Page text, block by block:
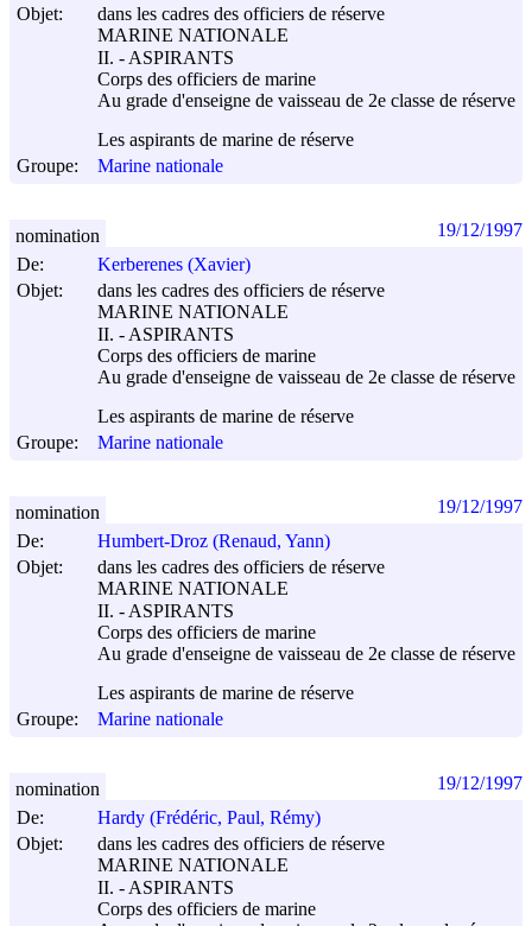
Objet:
dans les cadres des officiers de réserve
MARINE NATIONALE
II. - ASPIRANTS
Corps des officiers de marine
Au grade d'enseigne de vaisseau de 2e classe de réserve
Les aspirants de marine de réserve
Groupe:
Marine nationale
De:
Kerberenes (Xavier)
Objet:
dans les cadres des officiers de réserve
MARINE NATIONALE
II. - ASPIRANTS
Corps des officiers de marine
Au grade d'enseigne de vaisseau de 2e classe de réserve
Les aspirants de marine de réserve
Groupe:
Marine nationale
nomination 19/12/1997
De:
Humbert-Droz (Renaud, Yann)
Objet:
dans les cadres des officiers de réserve
MARINE NATIONALE
II. - ASPIRANTS
Corps des officiers de marine
Au grade d'enseigne de vaisseau de 2e classe de réserve
Les aspirants de marine de réserve
Groupe:
Marine nationale
nomination 19/12/1997
De:
Hardy (Frédéric, Paul, Rémy)
Objet:
dans les cadres des officiers de réserve
MARINE NATIONALE
II. - ASPIRANTS
Corps des officiers de marine
nomination 19/12/1997